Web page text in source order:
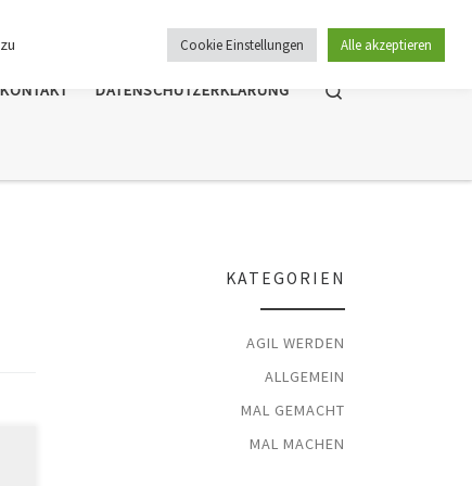
KONTAKT DATENSCHUTZERKLÄRUNG
KATEGORIEN
AGIL WERDEN
ALLGEMEIN
MAL GEMACHT
MAL MACHEN
Cookie Einstellungen Alle akzeptieren